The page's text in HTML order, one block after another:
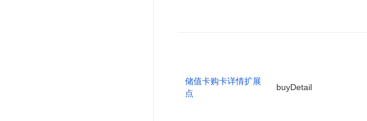
储值卡购卡详情扩展
点
buyDetail